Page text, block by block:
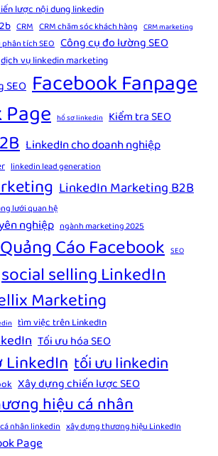
lược nội dung linkedin
CRM CRM chăm sóc khách hàng CRM marketing
tích SEO Công cụ đo lường SEO
dịch vụ linkedin marketing
SEO Facebook Fanpage
hồ sơ linkedin Kiểm tra SEO
LinkedIn cho doanh nghiệp
linkedin lead generation
LinkedIn Marketing B2B
lưới quan hệ
nghiệp ngành marketing 2025
Quảng Cáo Facebook SEO
social selling LinkedIn
Marketing
tìm việc trên LinkedIn
Tối ưu hóa SEO
tối ưu linkedin
Xây dựng chiến lược SEO
hiệu cá nhân
nhân linkedin xây dựng thương hiệu LinkedIn
Page